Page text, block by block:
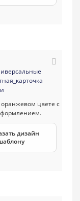
дизайн